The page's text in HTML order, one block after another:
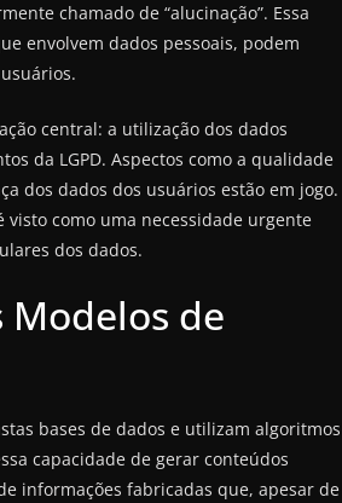
chamado de “alucinação”. Essa
envolvem dados pessoais, podem
central: a utilização dos dados
da LGPD. Aspectos como a qualidade
dos dados dos usuários estão em jogo.
como uma necessidade urgente
dos dados.
Modelos de
bases de dados e utilizam algoritmos
capacidade de gerar conteúdos
informações fabricadas que, apesar de